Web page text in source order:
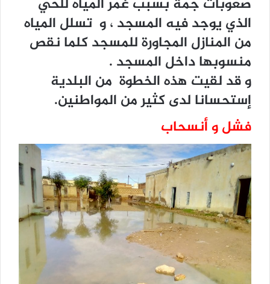
ﺻﻌﻮﺑﺎﺕ ﺟﻤﺔ ﺑﺴﺒﺐ ﻏﻤﺮ ﺍﻟﻤﻴﺎﻩ ﻟﻠﺤﻲ
ﺍﻟﺬﻱ ﻳﻮﺟﺪ ﻓﻴﻪ ﺍﻟﻤﺴﺠﺪ ، ﻭ ﺗﺴﻠﻞ ﺍﻟﻤﻴﺎﻩ
من المنازل المجاورة ﻟﻠﻤﺴﺠﺪ ﻛﻠﻤﺎ نقص
منسوبها داخل المسجد .
ﻭ ﻗﺪ ﻟﻘﻴﺖ هذه الخطوة من ﺍﻟﺒﻠﺪﻳﺔ
ﺇﺳﺘﺤﺴﺎﻧﺎ لدى كثير من المواطنين.
فشل و أنسحاب